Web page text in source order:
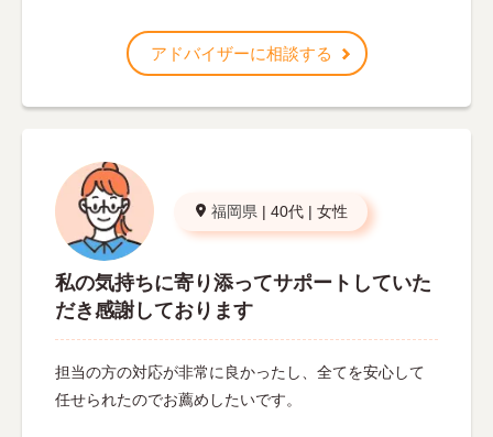
アドバイザーに相談する
福岡県 | 40代 | 女性
私の気持ちに寄り添ってサポートしていた
だき感謝しております
担当の方の対応が非常に良かったし、全てを安心して
任せられたのでお薦めしたいです。